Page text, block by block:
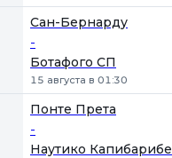
Сан-Бернарду
-
Ботафого СП
15 августа в 01:30
Понте Прета
-
Наутико Капибарибе